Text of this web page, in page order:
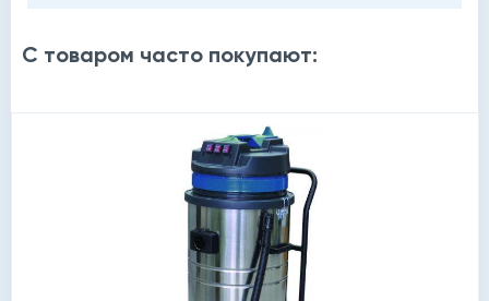
С товаром часто покупают: